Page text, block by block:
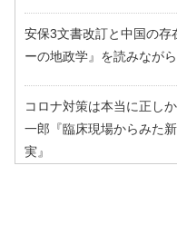
安保3文書改訂と中国の存
ーの地政学』を読みながら
コロナ対策は本当に正し
一郎『臨床現場からみた
実』